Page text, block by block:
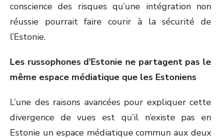
conscience des risques qu’une intégration non
réussie pourrait faire courir à la sécurité de
l’Estonie.
Les russophones d’Estonie ne partagent pas le
même espace médiatique que les Estoniens
L’une des raisons avancées pour expliquer cette
divergence de vues est qu’il n’existe pas en
Estonie un espace médiatique commun aux deux